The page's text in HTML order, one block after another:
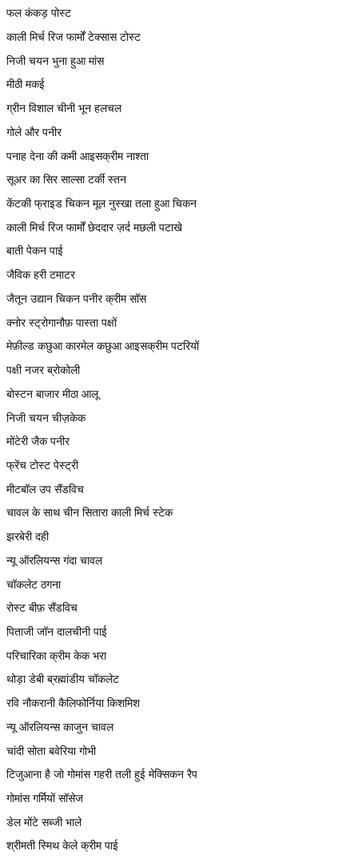
फल कंकड़ पोस्ट
काली मिर्च रिज फार्मों टेक्सास टोस्ट
निजी चयन भुना हुआ मांस
मीठी मकई
ग्रीन विशाल चीनी भून हलचल
गोले और पनीर
पनाह देना की कमी आइसक्रीम नाश्ता
सूअर का सिर साल्सा टर्की स्तन
केंटकी फ्राइड चिकन मूल नुस्खा तला हुआ चिकन
काली मिर्च रिज फार्मों छेददार ज़र्द मछली पटाखे
बाती पेकन पाई
जैविक हरी टमाटर
जैतून उद्यान चिकन पनीर क्रीम सॉस
क्नोर स्ट्रोगानौफ़ पास्ता पक्षों
मेफ़ील्ड कछुआ कारमेल कछुआ आइसक्रीम पटरियों
पक्षी नजर ब्रोकोली
बोस्टन बाजार मीठा आलू
निजी चयन चीज़केक
मोंटेरी जैक पनीर
फ्रेंच टोस्ट पेस्ट्री
मीटबॉल उप सैंडविच
चावल के साथ चीन सितारा काली मिर्च स्टेक
झरबेरी दही
न्यू ऑरलियन्स गंदा चावल
चॉकलेट ठगना
रोस्ट बीफ़ सैंडविच
पिताजी जॉन दालचीनी पाई
परिचारिका क्रीम केक भरा
थोड़ा डेबी ब्रह्मांडीय चॉकलेट
रवि नौकरानी कैलिफोर्निया किशमिश
न्यू ऑरलियन्स काजुन चावल
चांदी सोता बवेरिया गोभी
टिजुआना है जो गोमांस गहरी तली हुई मेक्सिकन रैप
गोमांस गर्मियों सॉसेज
डेल मोंटे सब्जी भाले
श्रीमती स्मिथ केले क्रीम पाई